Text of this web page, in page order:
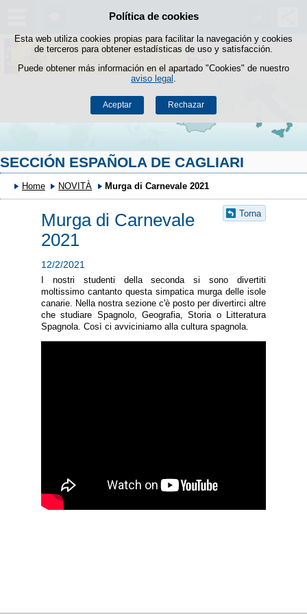
Política de cookies
Esta web utiliza cookies propias para facilitar la navegación y cookies
de terceros para obtener estadísticas de uso y satisfacción.
Puede obtener más información en el apartado "Cookies" de nuestro
aviso legal
Aceptar Rechazar
Saltar al contenido
SECCIÓN ESPAÑOLA DE CAGLIARI
Home NOVITÀ Murga di Carnevale 2021
Torna
Murga di Carnevale
2021
12/2/2021
I nostri studenti della seconda si sono divertiti
moltissimo cantanto questa simpatica murga delle isole
canarie. Nella nostra sezione c'è posto per divertirci altre
che studiare Spagnolo, Geografia, Storia o Litteratura
Spagnola. Così ci avviciniamo alla cultura spagnola.